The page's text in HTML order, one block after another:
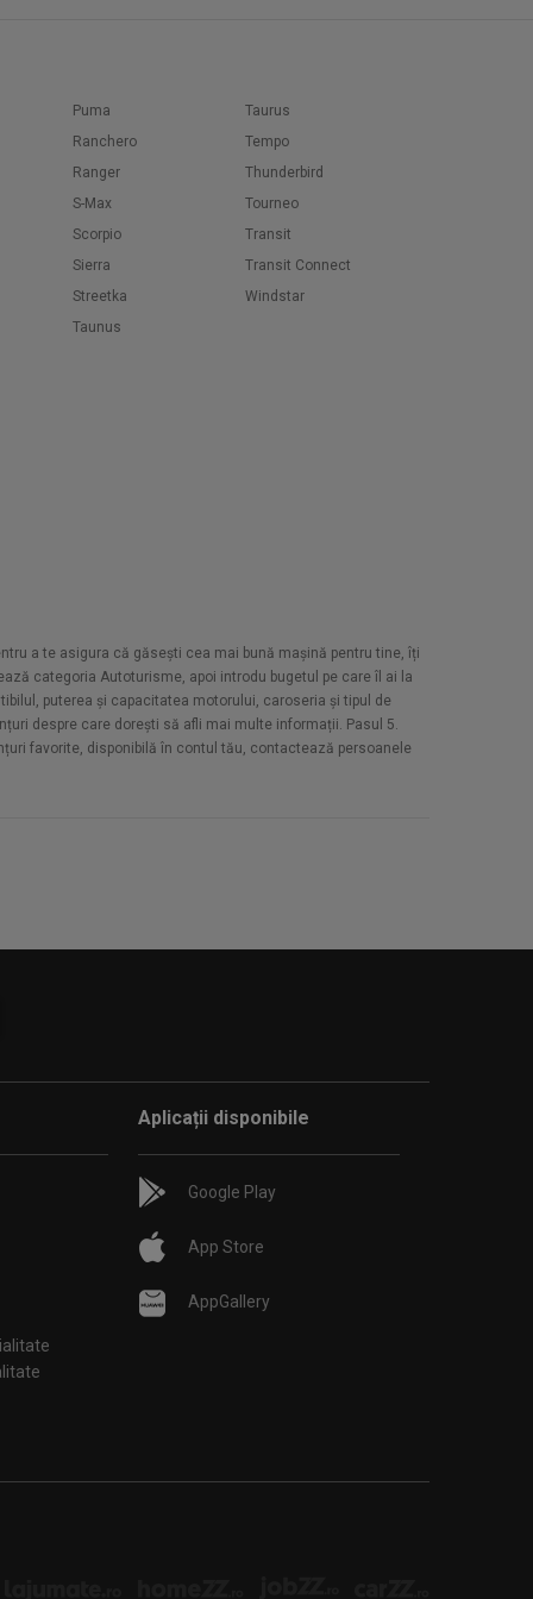
Puma
Ranchero
Ranger
S-Max
Scorpio
Sierra
Streetka
Taunus
Taurus
Tempo
Thunderbird
Tourneo
Transit
Transit Connect
Windstar
a te asigura că găsești cea mai bună mașină pentru tine, îți
categoria Autoturisme, apoi introdu bugetul pe care îl ai la
puterea și capacitatea motorului, caroseria și tipul de
despre care dorești să afli mai multe informații. Pasul 5.
favorite, disponibilă în contul tău, contactează persoanele
Aplicații disponibile
Google Play
App Store
AppGallery